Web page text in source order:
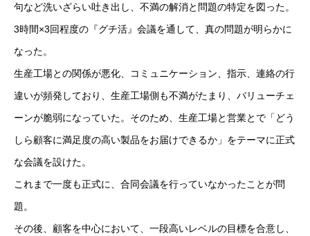
句など洗いざらい吐き出し、不満の解消と問題の特定を図った。
3時間×3回程度の『グチ活』会議を通して、真の問題が明らかに
なった。
生産工場との関係が悪化、コミュニケーション、指示、連絡の行
違いが頻発しており、生産工場側も不満がたまり、バリューチェ
ーンが脆弱になっていた。そのため、生産工場と営業とで「どう
しら顧客に満足度の高い製品をお届けできるか」をテーマに正式
な会議を設けた。
これまで一度も正式に、合同会議を行っていなかったことが問
題。
その後、顧客を中心において、一段高いレベルの目標を合意し、